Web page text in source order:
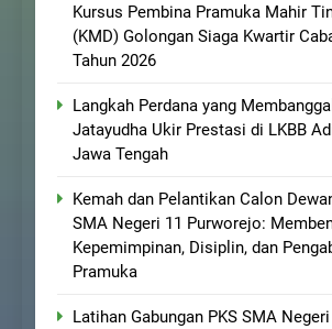
Kursus Pembina Pramuka Mahir
(KMD) Golongan Siaga Kwartir
Tahun 2026
Langkah Perdana yang
Jatayudha Ukir Prestasi di LKBB
Jawa Tengah
Kemah dan Pelantikan Calon
SMA Negeri 11 Purworejo:
Kepemimpinan, Disiplin, dan
Pramuka
Latihan Gabungan PKS SMA